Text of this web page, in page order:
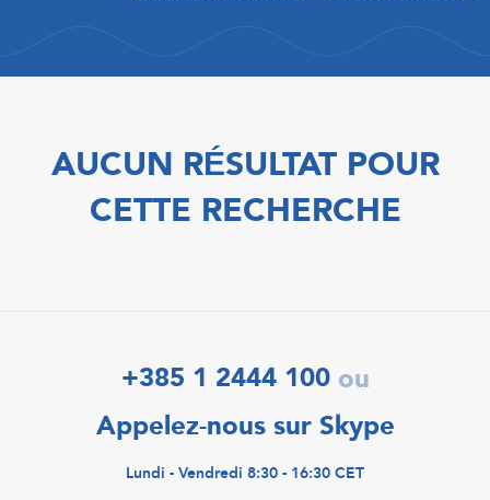
AUCUN RÉSULTAT POUR
CETTE RECHERCHE
+385 1 2444 100 ou
Appelez-nous sur Skype
Lundi - Vendredi 8:30 - 16:30 CET